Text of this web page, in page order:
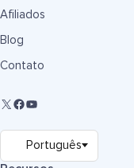
Afiliados
Blog
Contato